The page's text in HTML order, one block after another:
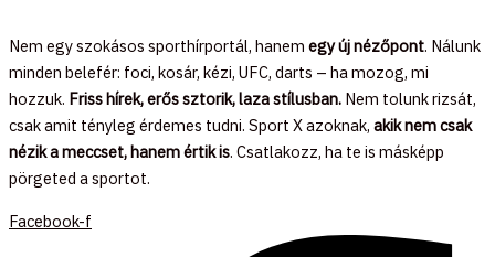
Nem egy szokásos sporthírportál, hanem egy új nézőpont. Nálunk
minden belefér: foci, kosár, kézi, UFC, darts – ha mozog, mi
hozzuk. Friss hírek, erős sztorik, laza stílusban. Nem tolunk rizsát,
csak amit tényleg érdemes tudni. Sport X azoknak, akik nem csak
nézik a meccset, hanem értik is. Csatlakozz, ha te is másképp
pörgeted a sportot.
Facebook-f